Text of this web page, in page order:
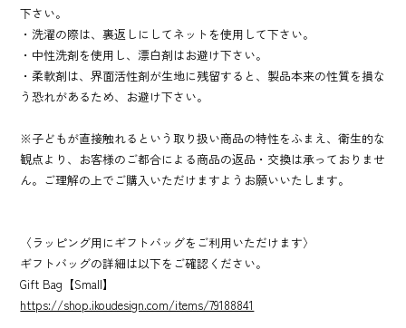
・熱いお湯での洗濯、タンブラー乾燥は縮みの原因になるためお避け
下さい。
・洗濯の際は、裏返しにしてネットを使用して下さい。
・中性洗剤を使用し、漂白剤はお避け下さい。
・柔軟剤は、界面活性剤が生地に残留すると、製品本来の性質を損な
※子どもが直接触れるという取り扱い商品の特性をふまえ、衛生的な
観点より、お客様のご都合による商品の返品・交換は承っておりませ
〈ラッピング用にギフトバッグをご利用いただけます〉
ギフトバッグの詳細は以下をご確認ください。
Gift Bag【Small】